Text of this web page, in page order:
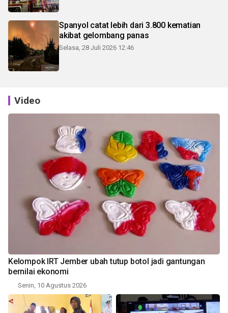
Spanyol catat lebih dari 3.800 kematian
akibat gelombang panas
Selasa, 28 Juli 2026 12:46
Video
Kelompok IRT Jember ubah tutup botol jadi gantungan
bernilai ekonomi
Senin, 10 Agustus 2026